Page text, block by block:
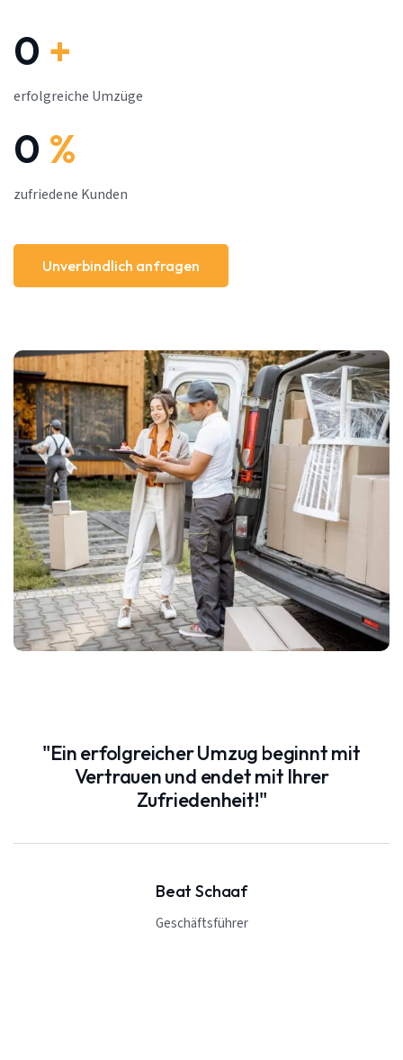
"Ein erfolgreicher Umzug beginnt mit
Vertrauen und endet mit Ihrer
Zufriedenheit!"
Beat Schaaf
Geschäftsführer
0 +
erfolgreiche Umzüge
0 %
zufriedene Kunden
Unverbindlich anfragen